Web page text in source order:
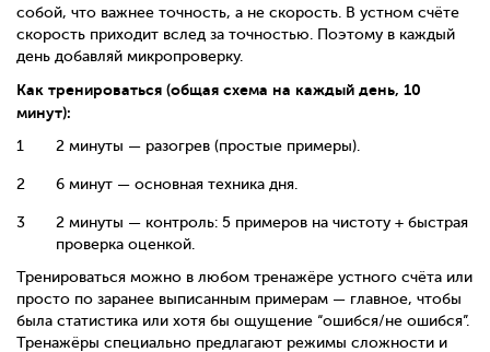
собой, что важнее точность, а не скорость. В устном счёте
скорость приходит вслед за точностью. Поэтому в каждый
день добавляй микропроверку.
Как тренироваться (общая схема на каждый день, 10
минут):
2 минуты — разогрев (простые примеры).
6 минут — основная техника дня.
2 минуты — контроль: 5 примеров на чистоту + быстрая
проверка оценкой.
Тренироваться можно в любом тренажёре устного счёта или
просто по заранее выписанным примерам — главное, чтобы
была статистика или хотя бы ощущение “ошибся/не ошибся”.
Тренажёры специально предлагают режимы сложности и